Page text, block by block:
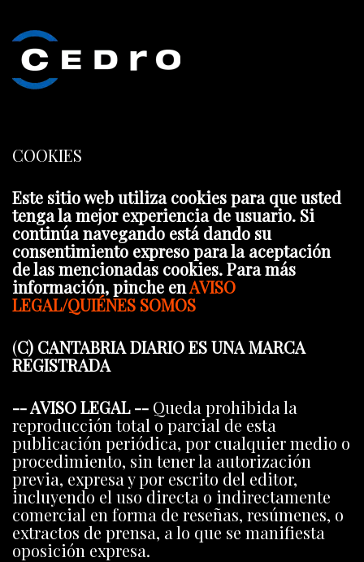
COOKIES
Este sitio web utiliza cookies para que usted
tenga la mejor experiencia de usuario. Si
continúa navegando está dando su
consentimiento expreso para la aceptación
de las mencionadas cookies. Para más
información, pinche enAVISO
LEGAL/QUIÉNES SOMOS
(C) CANTABRIA DIARIO ES UNA MARCA
REGISTRADA
-- AVISO LEGAL -- Queda prohibida la
reproducción total o parcial de esta
publicación periódica, por cualquier medio o
procedimiento, sin tener la autorización
previa, expresa y por escrito del editor,
incluyendo el uso directa o indirectamente
comercial en forma de reseñas, resúmenes, o
extractos de prensa, a lo que se manifiesta
oposición expresa.